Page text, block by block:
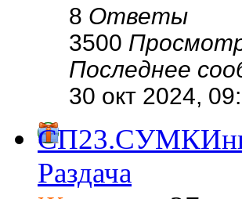
8 Ответы
3500
Последнее
30 окт 2024,
СП23.СУМКИны
Раздача